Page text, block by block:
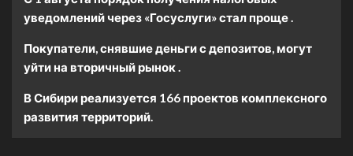
уведомлений через «Госуслуги» стал проще .
Покупатели, снявшие деньги с депозитов, могут
уйти на вторичный рынок .
В Сибири реализуется 166 проектов комплексного
развития территорий.